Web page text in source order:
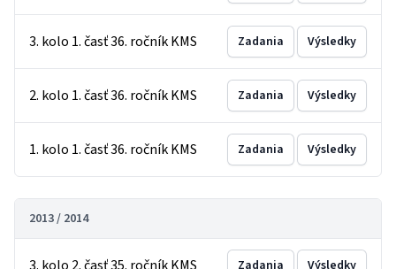
3. kolo 1. časť 36. ročník KMS Zadania Výsledky
2. kolo 1. časť 36. ročník KMS Zadania Výsledky
1. kolo 1. časť 36. ročník KMS Zadania Výsledky
2013 / 2014
Zadania Výsledky